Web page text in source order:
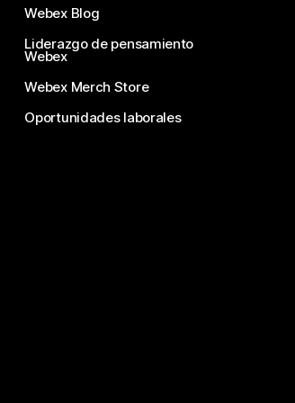
Webex Blog
Liderazgo de pensamiento
Webex
Webex Merch Store
Oportunidades laborales